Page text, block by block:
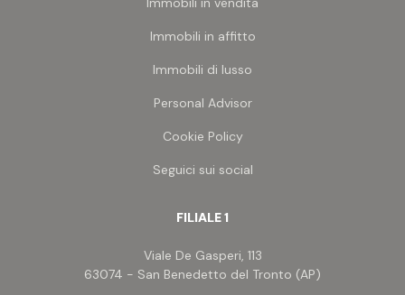
attrezzata con una cucina all'aperto e un grazioso
per cene all'aperto e momenti di svago in totale
residenziale Costa Conero, una struttura
direttamente sul mare. Questa esclusiva comunità
rilassanti e una gamma di servizi pensati per
Inoltre, ti è offerta la possibilità di acquistare un
posto auto dedicato all'interno di un'area
Immobili in affitto
Immobili di lusso
Personal Advisor
Cookie Policy
Seguici sui social
FILIALE 1
Viale De Gasperi, 113
63074 - San Benedetto del Tronto (AP)